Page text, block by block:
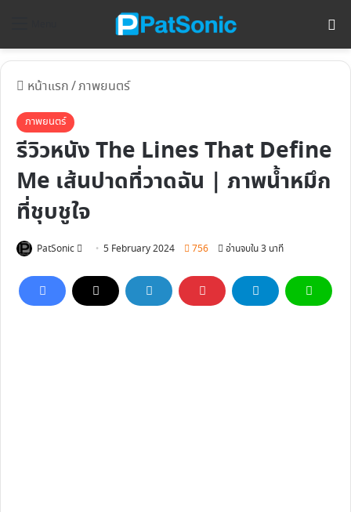
หน้าแรก/ภาพยนตร์
ภาพยนตร์
รีวิวหนัง The Lines That Define
Me เส้นปาดที่วาดฉัน | ภาพน้ำหมึก
ที่ชุบชูใจ
PatSonic
Follow5 February 2024 756 อ่านจบใน 3 นาที